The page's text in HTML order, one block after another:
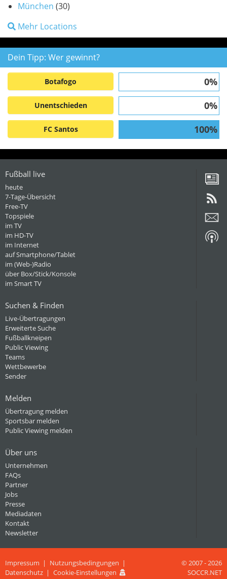
München (30)
Mehr Locations
Dein Tipp: Wer gewinnt?
Botafogo 0%
Unentschieden 0%
FC Santos 100%
Fußball live
heute
7-Tage-Übersicht
Free-TV
Topspiele
im TV
im HD-TV
im Internet
auf Smartphone/Tablet
im (Web-)Radio
über Box/Stick/Konsole
im Smart TV
Suchen & Finden
Live-Übertragungen
Erweiterte Suche
Fußballkneipen
Public Viewing
Teams
Wettbewerbe
Sender
Melden
Übertragung melden
Sportsbar melden
Public Viewing melden
Über uns
Unternehmen
FAQs
Partner
Jobs
Presse
Mediadaten
Kontakt
Newsletter
Impressum
Nutzungsbedingungen
Datenschutz
Cookie-Einstellungen
© 2007 - 2026
SOCCR.NET